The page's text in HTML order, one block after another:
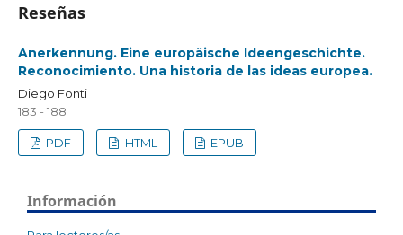
Reseñas
Anerkennung. Eine europäische Ideengeschichte.
Reconocimiento. Una historia de las ideas europea.
Diego Fonti
183 - 188
PDF HTML EPUB
Información